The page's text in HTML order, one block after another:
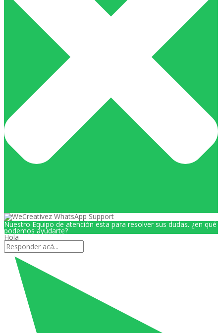
Nuestro Equipo de atención esta para resolver sus dudas. ¿en qué
podemos ayudarte?
Hola